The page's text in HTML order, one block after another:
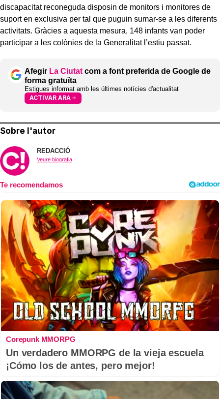
discapacitat reconeguda disposin de monitors i monitores de
suport en exclusiva per tal que puguin sumar-se a les diferents
activitats. Gràcies a aquesta mesura, 148 infants van poder
participar a les colònies de la Generalitat l’estiu passat.
Afegir La Ciutat com a font preferida de Google de
forma gratuïta
Estigues informat amb les últimes notícies d'actualitat
ACTIVAR ARA
Sobre l'autor
REDACCIÓ
Veure biografia
Corepunk MMORPG
Un verdadero MMORPG de la vieja escuela
¡Cómo los de antes, pero mejor!